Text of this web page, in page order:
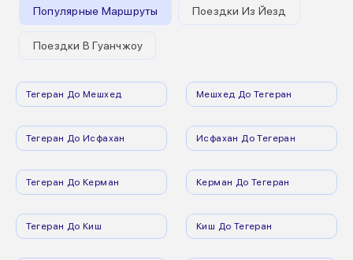
Популярные Маршруты Поездки Из Йезд
Поездки В Гуанчжоу
Тегеран До Мешхед Мешхед До Тегеран
Тегеран До Исфахан Исфахан До Тегеран
Тегеран До Керман Керман До Тегеран
Тегеран До Киш Киш До Тегеран